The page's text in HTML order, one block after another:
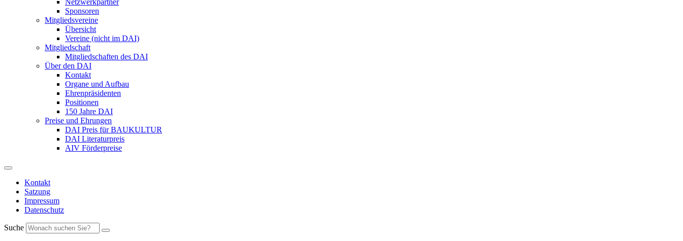
Netzwerkpartner
Sponsoren
Mitgliedsvereine
Übersicht
Vereine (nicht im DAI)
Mitgliedschaft
Mitgliedschaften des DAI
Über den DAI
Kontakt
Organe und Aufbau
Ehrenpräsidenten
Positionen
150 Jahre DAI
Preise und Ehrungen
DAI Preis für BAUKULTUR
DAI Literaturpreis
AIV Förderpreise
Kontakt
Satzung
Impressum
Datenschutz
Suche